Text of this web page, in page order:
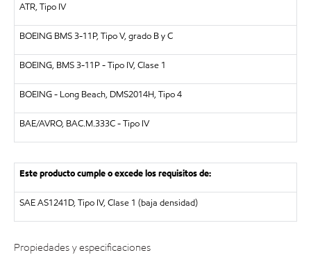
ATR, Tipo IV
BOEING BMS 3-11P, Tipo V, grado B y C
BOEING, BMS 3-11P - Tipo IV, Clase 1
BOEING - Long Beach, DMS2014H, Tipo 4
BAE/AVRO, BAC.M.333C - Tipo IV
Este producto cumple o excede los requisitos de:
SAE AS1241D, Tipo IV, Clase 1 (baja densidad)
Propiedades y especificaciones